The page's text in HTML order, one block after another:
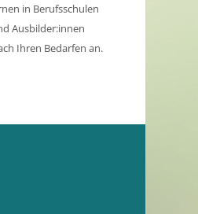
in Berufsschulen
Ausbilder:innen
Ihren Bedarfen an.